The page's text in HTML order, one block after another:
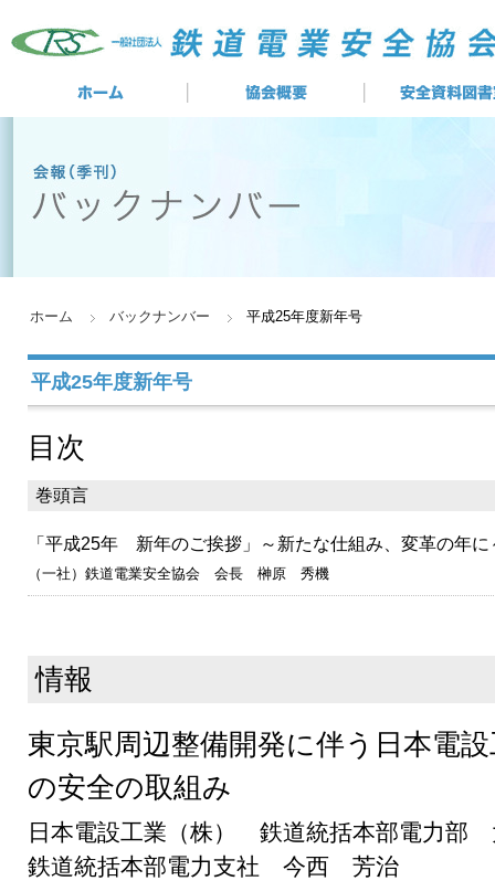
ホーム バックナンバー 平成25年度新年号
平成25年度新年号
目次
巻頭言
「平成25年 新年のご挨拶」～新たな仕組み、変革の年に
（一社）鉄道電業安全協会 会長 榊原 秀機
情報
東京駅周辺整備開発に伴う日本電
の安全の取組み
日本電設工業（株） 鉄道統括本部電力
鉄道統括本部電力支社 今西 芳治